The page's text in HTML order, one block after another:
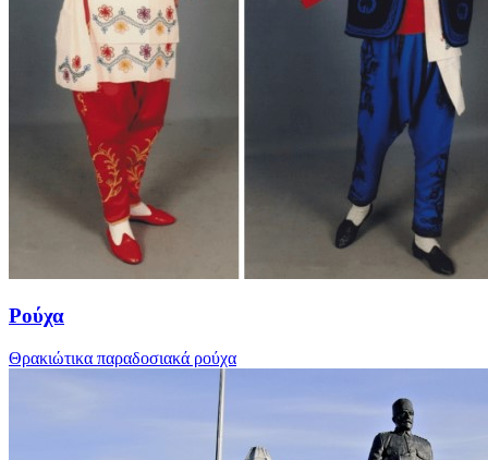
Ρούχα
Θρακιώτικα παραδοσιακά ρούχα